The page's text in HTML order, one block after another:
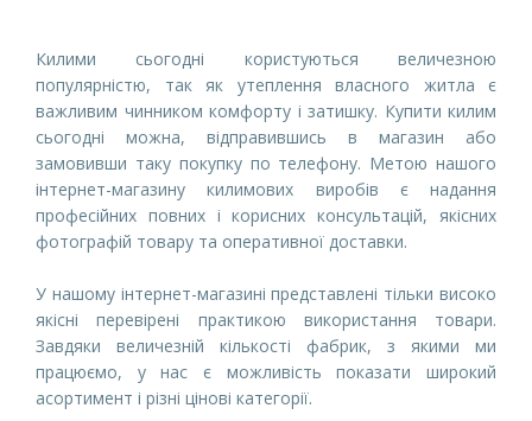
Килими сьогодні користуються величезною
популярністю, так як утеплення власного житла є
важливим чинником комфорту і затишку. Купити килим
сьогодні можна, відправившись в магазин або
замовивши таку покупку по телефону. Метою нашого
інтернет-магазину килимових виробів є надання
професійних повних і корисних консультацій, якісних
фотографій товару та оперативної доставки.
У нашому інтернет-магазині представлені тільки високо
якісні перевірені практикою використання товари.
Завдяки величезній кількості фабрик, з якими ми
працюємо, у нас є можливість показати широкий
асортимент і різні цінові категорії.